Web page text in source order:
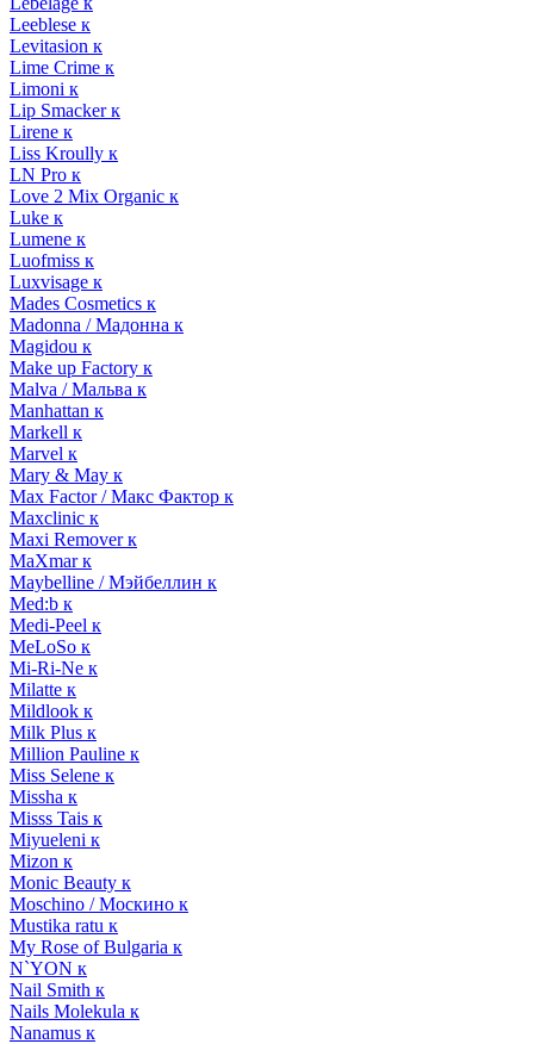
Leeblese к
Levitasion к
Lime Crime к
Limoni к
Lip Smacker к
Lirene к
Liss Kroully к
LN Pro к
Love 2 Mix Organic к
Luke к
Lumene к
Luofmiss к
Luxvisage к
Mades Cosmetics к
Madonna / Мадонна к
Magidou к
Make up Factory к
Malva / Мальва к
Manhattan к
Markell к
Marvel к
Mary & May к
Max Factor / Макс Фактор к
Maxclinic к
Maxi Remover к
MaXmar к
Maybelline / Мэйбеллин к
Med:b к
Medi-Peel к
MeLoSo к
Mi-Ri-Ne к
Milatte к
Mildlook к
Milk Plus к
Million Pauline к
Miss Selene к
Missha к
Misss Tais к
Miyueleni к
Mizon к
Monic Beauty к
Moschino / Москино к
Mustika ratu к
My Rose of Bulgaria к
N`YON к
Nail Smith к
Nails Molekula к
Nanamus к